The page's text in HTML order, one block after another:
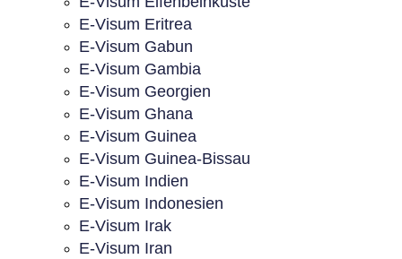
E-Visum Eritrea
E-Visum Gabun
E-Visum Gambia
E-Visum Georgien
E-Visum Ghana
E-Visum Guinea
E-Visum Guinea-Bissau
E-Visum Indien
E-Visum Indonesien
E-Visum Irak
E-Visum Iran